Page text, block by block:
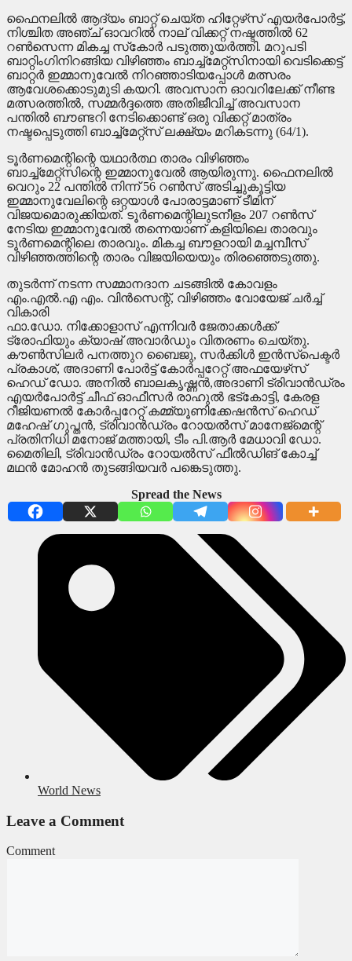
ഫൈനലില്‍ ആദ്യം ബാറ്റ് ചെയ്ത ഹിറ്റേഴ്‌സ് എയര്‍പോര്‍ട്ട്,
നിശ്ചിത അഞ്ച് ഓവറില്‍ നാല് വിക്കറ്റ് നഷ്ടത്തില്‍ 62
റണ്‍സെന്ന മികച്ച സ്‌കോര്‍ പടുത്തുയര്‍ത്തി. മറുപടി
ബാറ്റിംഗിനിറങ്ങിയ വിഴിഞ്ഞം ബാച്ച്‌മേറ്റ്‌സിനായി വെടിക്കെട്ട്
ബാറ്റര്‍ ഇമ്മാനുവേല്‍ നിറഞ്ഞാടിയപ്പോള്‍ മത്സരം
ആവേശക്കൊടുമുടി കയറി. അവസാന ഓവറിലേക്ക് നീണ്ട
മത്സരത്തില്‍, സമ്മര്‍ദ്ദത്തെ അതിജീവിച്ച് അവസാന
പന്തില്‍ ബൗണ്ടറി നേടിക്കൊണ്ട് ഒരു വിക്കറ്റ് മാത്രം
നഷ്ടപ്പെടുത്തി ബാച്ച്‌മേറ്റ്‌സ് ലക്ഷ്യം മറികടന്നു (64/1).
ടൂര്‍ണമെന്റിന്റെ യഥാര്‍ത്ഥ താരം വിഴിഞ്ഞം
ബാച്ച്‌മേറ്റ്‌സിന്റെ ഇമ്മാനുവേല്‍ ആയിരുന്നു. ഫൈനലില്‍
വെറും 22 പന്തില്‍ നിന്ന് 56 റണ്‍സ് അടിച്ചുകൂട്ടിയ
ഇമ്മാനുവേലിന്റെ ഒറ്റയാള്‍ പോരാട്ടമാണ് ടീമിന്
വിജയമൊരുക്കിയത്. ടൂര്‍ണമെന്റിലുടനീളം 207 റണ്‍സ്
നേടിയ ഇമ്മാനുവേല്‍ തന്നെയാണ് കളിയിലെ താരവും
ടൂര്‍ണമെന്റിലെ താരവും. മികച്ച ബൗളറായി മച്ചമ്പീസ്
വിഴിഞ്ഞത്തിന്റെ താരം വിജയിയെയും തിരഞ്ഞെടുത്തു.
തുടര്‍ന്ന് നടന്ന സമ്മാനദാന ചടങ്ങില്‍ കോവളം
എം.എല്‍.എ എം. വിന്‍സെന്റ്, വിഴിഞ്ഞം വോയേജ് ചര്‍ച്ച്
വികാരി
ഫാ.ഡോ. നിക്കോളാസ് എന്നിവര്‍ ജേതാക്കള്‍ക്ക്
ട്രോഫിയും ക്യാഷ് അവാര്‍ഡും വിതരണം ചെയ്തു.
കൗണ്‍സിലര്‍ പനത്തുറ ബൈജു, സര്‍ക്കിള്‍ ഇന്‍സ്‌പെക്ടര്‍
പ്രകാശ്, അദാണി പോര്‍ട്ട് കോര്‍പ്പറേറ്റ് അഫയേഴ്‌സ്
ഹെഡ് ഡോ. അനില്‍ ബാലകൃഷ്ണന്‍,അദാണി ട്രിവാന്‍ഡ്രം
എയര്‍പോര്‍ട്ട് ചീഫ് ഓഫീസര്‍ രാഹുല്‍ ഭട്കോട്ടി, കേരള
റീജിയണല്‍ കോര്‍പ്പറേറ്റ് കമ്മ്യൂണിക്കേഷന്‍സ് ഹെഡ്
മഹേഷ് ഗുപ്തന്‍, ട്രിവാന്‍ഡ്രം റോയല്‍സ് മാനേജ്‌മെന്റ്
പ്രതിനിധി മനോജ് മത്തായി, ടീം പി.ആര്‍ മേധാവി ഡോ.
മൈതിലി, ട്രിവാന്‍ഡ്രം റോയല്‍സ് ഫീല്‍ഡിങ് കോച്ച്
മഥന്‍ മോഹന്‍ തുടങ്ങിയവര്‍ പങ്കെടുത്തു.
Spread the News
World News
Leave a Comment
Comment